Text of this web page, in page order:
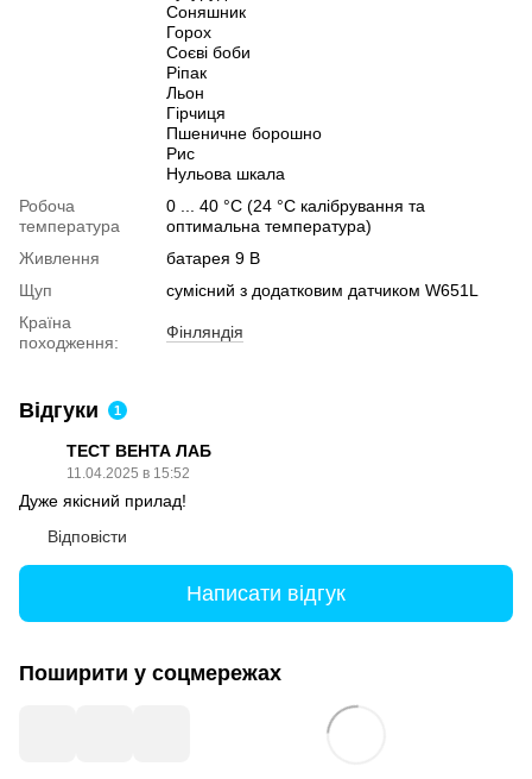
Соняшник
Горох
Соєві боби
Ріпак
Льон
Гірчиця
Пшеничне борошно
Рис
Нульова шкала
Робоча
температура
0 ... 40 °C (24 °C калібрування та
оптимальна температура)
Живлення
батарея 9 В
Щуп
сумісний з додатковим датчиком W651L
Країна
походження:
Фінляндія
Відгуки 1
ТЕСТ ВЕНТА ЛАБ
11.04.2025 в 15:52
Дуже якісний прилад!
Відповісти
Написати відгук
Поширити у соцмережах